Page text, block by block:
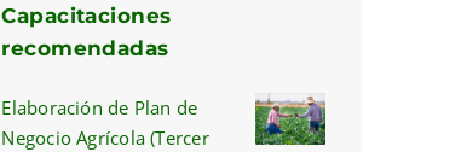
Capacitaciones
recomendadas
Elaboración de Plan de
Negocio Agrícola (Tercer